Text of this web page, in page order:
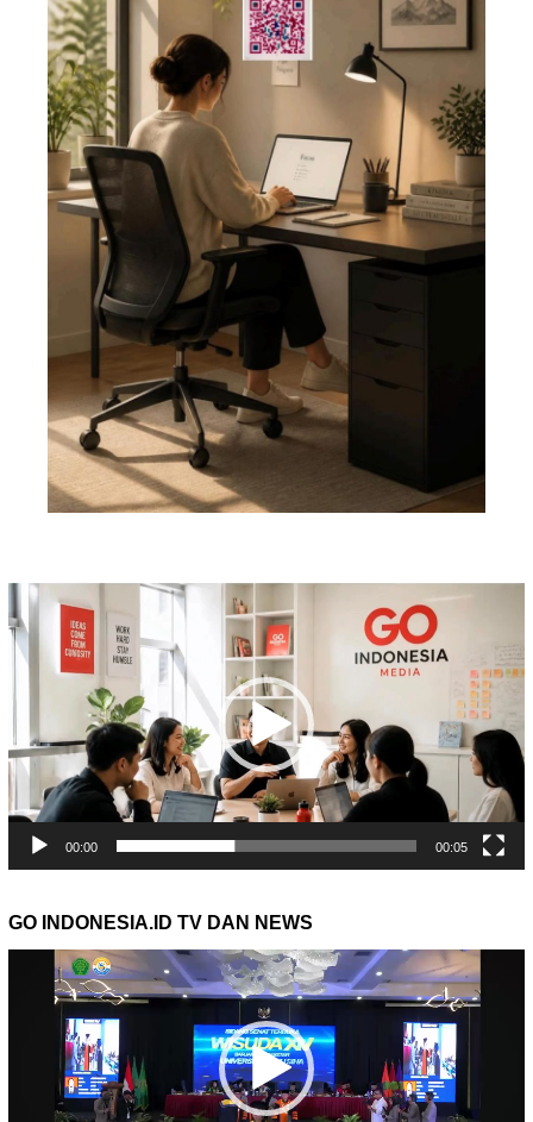
Pemutar
Video
00:00 00:05
GO INDONESIA.ID TV DAN NEWS
Pemutar